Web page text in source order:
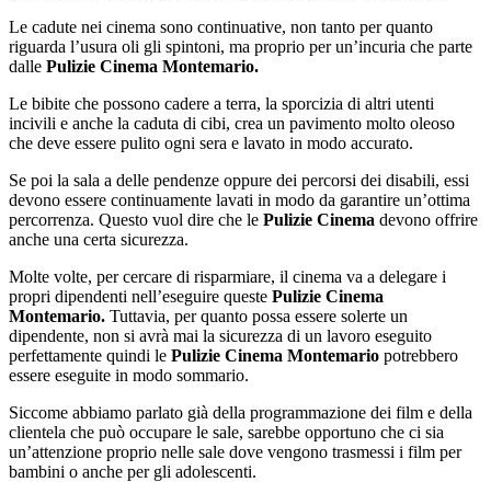
Le cadute nei cinema sono continuative, non tanto per quanto
riguarda l’usura oli gli spintoni, ma proprio per un’incuria che parte
dalle Pulizie Cinema Montemario.
Le bibite che possono cadere a terra, la sporcizia di altri utenti
incivili e anche la caduta di cibi, crea un pavimento molto oleoso
che deve essere pulito ogni sera e lavato in modo accurato.
Se poi la sala a delle pendenze oppure dei percorsi dei disabili, essi
devono essere continuamente lavati in modo da garantire un’ottima
percorrenza. Questo vuol dire che le Pulizie Cinema devono offrire
anche una certa sicurezza.
Molte volte, per cercare di risparmiare, il cinema va a delegare i
propri dipendenti nell’eseguire queste Pulizie Cinema
Montemario. Tuttavia, per quanto possa essere solerte un
dipendente, non si avrà mai la sicurezza di un lavoro eseguito
perfettamente quindi le Pulizie Cinema Montemario potrebbero
essere eseguite in modo sommario.
Siccome abbiamo parlato già della programmazione dei film e della
clientela che può occupare le sale, sarebbe opportuno che ci sia
un’attenzione proprio nelle sale dove vengono trasmessi i film per
bambini o anche per gli adolescenti.